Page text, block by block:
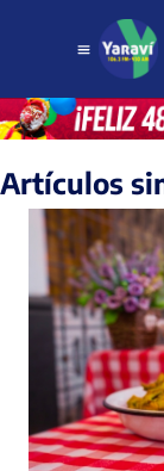
Artículos